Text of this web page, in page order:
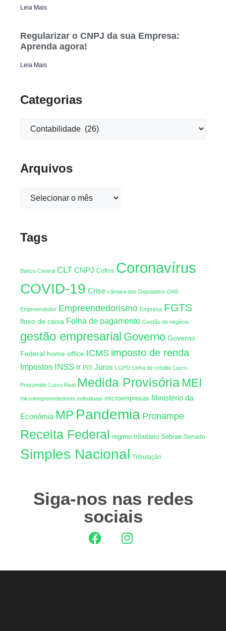
Leia Mais
Regularizar o CNPJ da sua Empresa:
Aprenda agora!
Leia Mais
Categorias
Arquivos
Tags
Banco Central CLT CNPJ Cofins Coronavírus
COVID-19 Crise câmara dos Deputados DAS
Empreendedor Empreendedorismo Empresa FGTS
fluxo de caixa Folha de pagamento Gestão de negócio
gestão empresarial Governo Governo
Federal home office ICMS imposto de renda
Impostos INSS ir ISS Juros LGPD Linha de crédito Lucro
Presumido Lucro Real Medida ProvisóriaMEI
microempreendedores individuais microempresas Ministério da
Econômia MP Pandemia Pronampe
Receita Federal regime tributário Sebrae Senado
Simples Nacional Tributação
Siga-nos nas redes
sociais